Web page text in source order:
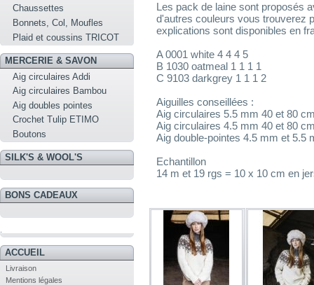
Chaussettes
Bonnets, Col, Moufles
Plaid et coussins TRICOT
MERCERIE & SAVON
Aig circulaires Addi
Aig circulaires Bambou
Aig doubles pointes
Crochet Tulip ETIMO
Boutons
SILK'S & WOOL'S
BONS CADEAUX
ACCUEIL
Livraison
Mentions légales
Les pack de laine sont proposés
d'autres couleurs vous trouverez
explications sont disponibles en
A 0001 white 4 4 4 5
B 1030 oatmeal 1 1 1 1
C 9103 darkgrey 1 1 1 2
Aiguilles conseillées :
Aig circulaires 5.5 mm 40 et 80
Aig circulaires 4.5 mm 40 et 80
Aig double-pointes 4.5 mm et 5.5
Echantillon
14 m et 19 rgs = 10 x 10 cm en